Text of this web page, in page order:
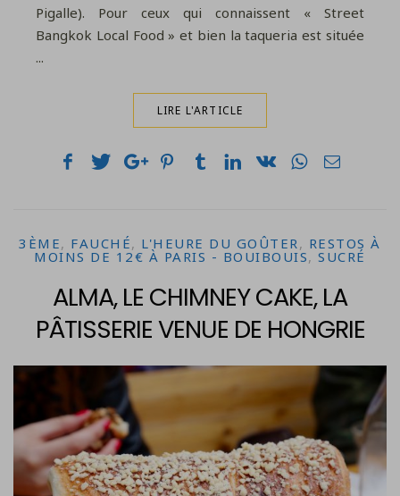
Pigalle). Pour ceux qui connaissent « Street
Bangkok Local Food » et bien la taqueria est située
...
LIRE L'ARTICLE
3ÈME, FAUCHÉ, L'HEURE DU GOÛTER, RESTOS À
MOINS DE 12€ À PARIS - BOUIBOUIS,SUCRÉ
ALMA, LE CHIMNEY CAKE, LA
PÂTISSERIE VENUE DE HONGRIE